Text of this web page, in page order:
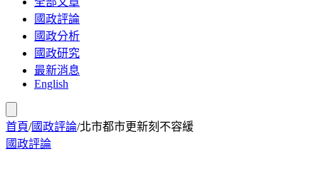
國政評論
國政分析
國政研究
最新消息
English
首頁/國政評論/北市都市更新刻不容緩
國政評論